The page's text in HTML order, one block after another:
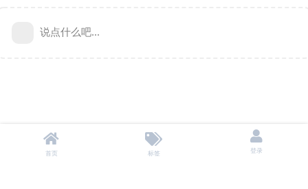
说点什么吧...
首页 标签 登录